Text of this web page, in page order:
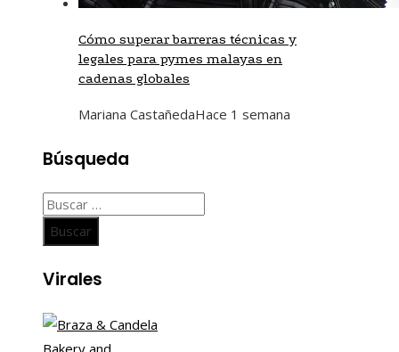
Cómo superar barreras técnicas y
legales para pymes malayas en
cadenas globales
Mariana CastañedaHace 1 semana
Búsqueda
Buscar:
Virales